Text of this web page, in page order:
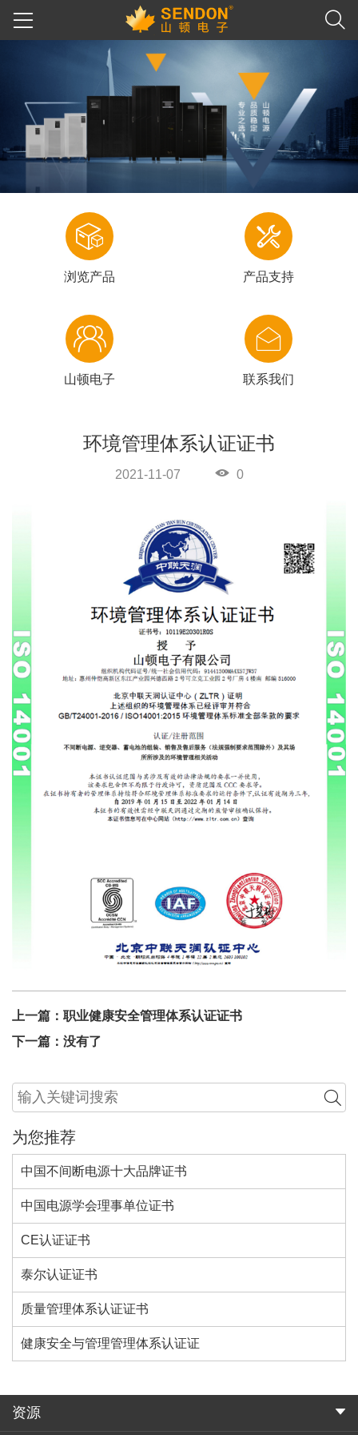
浏览产品 产品支持
山顿电子 联系我们
环境管理体系认证证书
2021-11-07 0
上一篇： 职业健康安全管理体系认证证书
下一篇：没有了
为您推荐
中国不间断电源十大品牌证书
中国电源学会理事单位证书
CE认证证书
泰尔认证证书
质量管理体系认证证书
健康安全与管理管理体系认证证
资源